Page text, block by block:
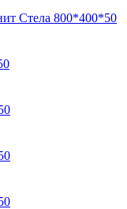
Стела 800*400*50